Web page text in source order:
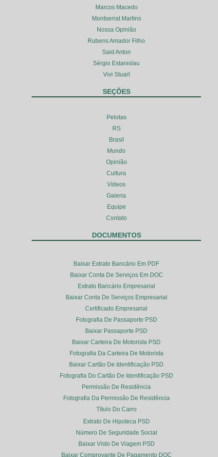
Marcos Macedo
Montserrat Martins
Nossa Opinião
Rubens Amador Filho
Said Anton
Sérgio Estanislau
Vivi Stuart
SEÇÕES
Pelotas
RS
Brasil
Mundo
Opinião
Cultura
Vídeos
Galeria
Equipe
Contato
DOCUMENTOS
Baixar Extrato Bancário Em PDF
Baixar Conta De Serviços Em DOC
Extrato Bancário Empresarial
Baixar Conta De Serviços Empresarial
Certificado Empresarial
Fotografia De Passaporte PSD
Baixar Passaporte PSD
Baixar Carteira De Motorista PSD
Fotografia Da Carteira De Motorista
Baixar Cartão De Identificação PSD
Fotografia Do Cartão De Identificação PSD
Permissão De Residência
Fotografia Da Permissão De Residência
Título Do Carro
Extrato De Hipoteca PSD
Número De Seguridade Social
Baixar Visto De Viagem PSD
Baixar Comprovante De Pagamento DOC